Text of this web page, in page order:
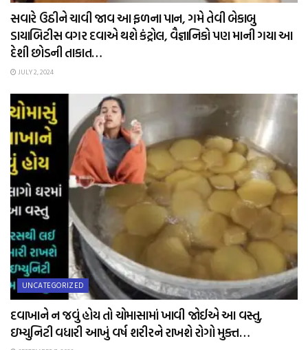
સવારે ઉઠીને ચાવી જાવ આ ફળના પાન, ગમે તેવી બેકાબુ
ડાયાબિટીસ વગર દવાએ થશે કંટ્રોલ, વૈજ્ઞાનિકો પણ માની ગયા આ
દેશી છોડની તાકાત…
JULY 2, 2024
UNCATEGORIZED
દવાખાને ન જવું હોય તો ચોમાસામાં ખાવી જોઈએ આ વસ્તુ,
ઇમ્યુનિટી વધારી આખું વર્ષ શરીરને રાખશે રોગો મુક્ત…